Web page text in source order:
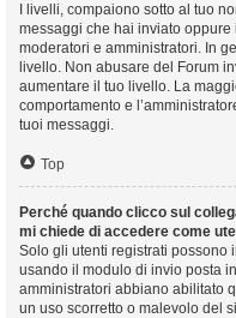
I livelli, compaiono sotto al tuo
messaggi che hai inviato
moderatori e amministratori. In
livello. Non abusare del Forum
aumentare il tuo livello. La
comportamento e
tuoi messaggi.
Top
Perché quando clicco sul
mi chiede di accedere come
Solo gli utenti registrati possono
usando il modulo di invio posta
amministratori abbiano abilitato
un uso scorretto o malevolo del